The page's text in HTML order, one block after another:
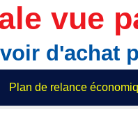
vue
d'achat
Plan de relance